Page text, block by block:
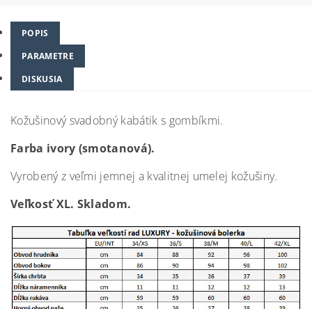
POPIS
PARAMETRE
DISKUSIA
Kožušinový svadobný kabátik s gombíkmi.
Farba ivory (smotanová).
Vyrobený z veľmi jemnej a kvalitnej umelej kožušiny.
Veľkosť XL. Skladom.